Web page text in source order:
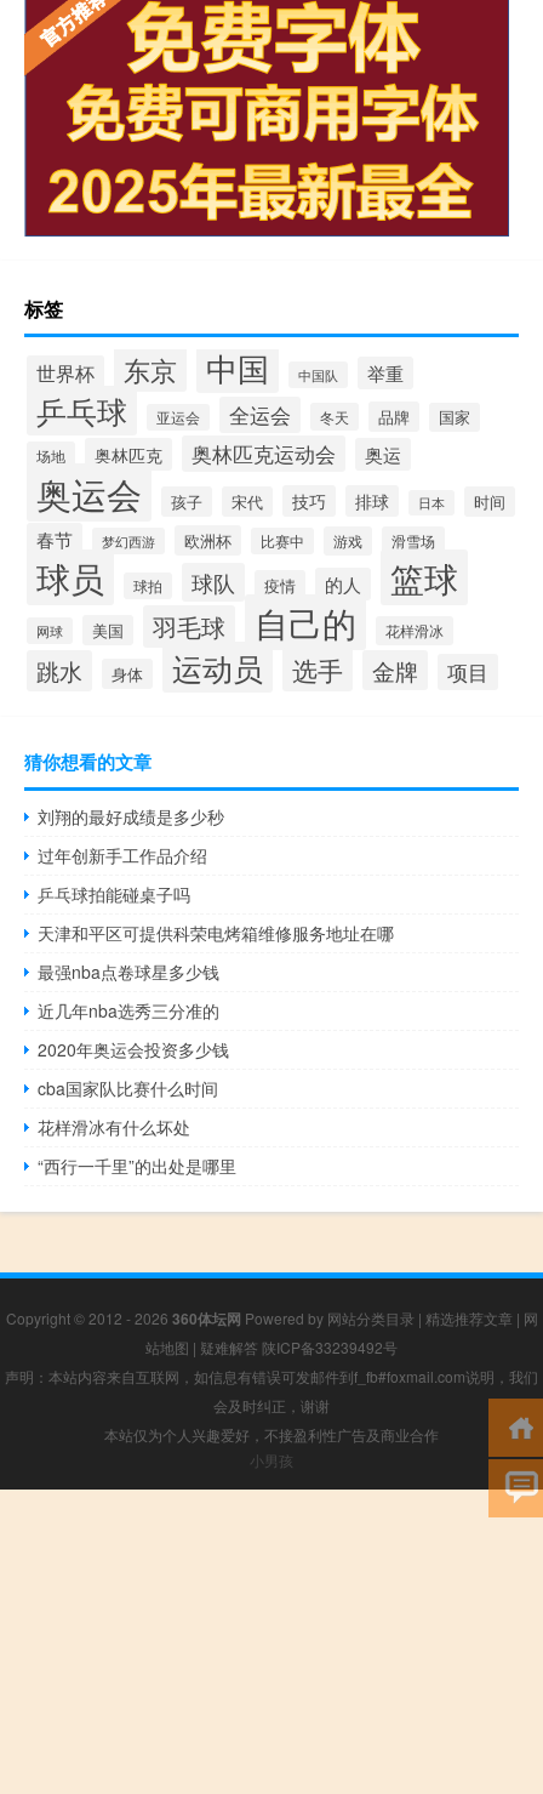
标签
世界杯 东京 中国 中国队 举重
乒乓球 亚运会 全运会 冬天 品牌 国家
场地 奥林匹克 奥林匹克运动会 奥运
奥运会 孩子 宋代 技巧 排球 日本 时间
春节 梦幻西游 欧洲杯 比赛中 游戏 滑雪场
球员 球拍 球队 疫情 的人 篮球
网球 美国 羽毛球 自己的 花样滑冰
跳水 身体 运动员 选手 金牌 项目
猜你想看的文章
刘翔的最好成绩是多少秒
过年创新手工作品介绍
乒乓球拍能碰桌子吗
天津和平区可提供科荣电烤箱维修服务地址在哪
最强nba点卷球星多少钱
近几年nba选秀三分准的
2020年奥运会投资多少钱
cba国家队比赛什么时间
花样滑冰有什么坏处
“西行一千里”的出处是哪里
Copyright © 2012 - 2026 360体坛网 Powered by 网站分类目录 | 精选推荐文章 | 网
站地图 | 疑难解答 陕ICP备33239492号
声明：本站内容来自互联网，如信息有错误可发邮件到f_fb#foxmail.com说明，我们
会及时纠正，谢谢
本站仅为个人兴趣爱好，不接盈利性广告及商业合作
小男孩